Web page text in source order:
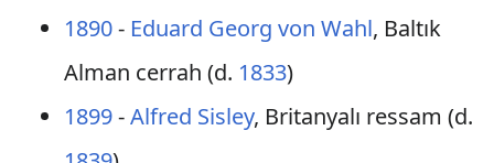
1890- Eduard Georg von Wahl, Baltık
Alman cerrah (d. 1833)
1899-Alfred Sisley, Britanyalı ressam (d.